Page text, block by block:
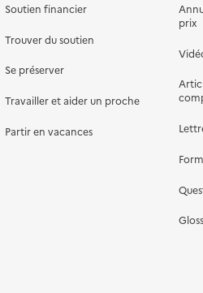
Soutien financier
Trouver du soutien
Se préserver
Travailler et aider un proche
Partir en vacances
prix